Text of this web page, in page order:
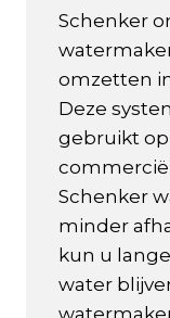
Schenker
omzetten
Deze
gebruikt
Schenker
minder
kun u
water